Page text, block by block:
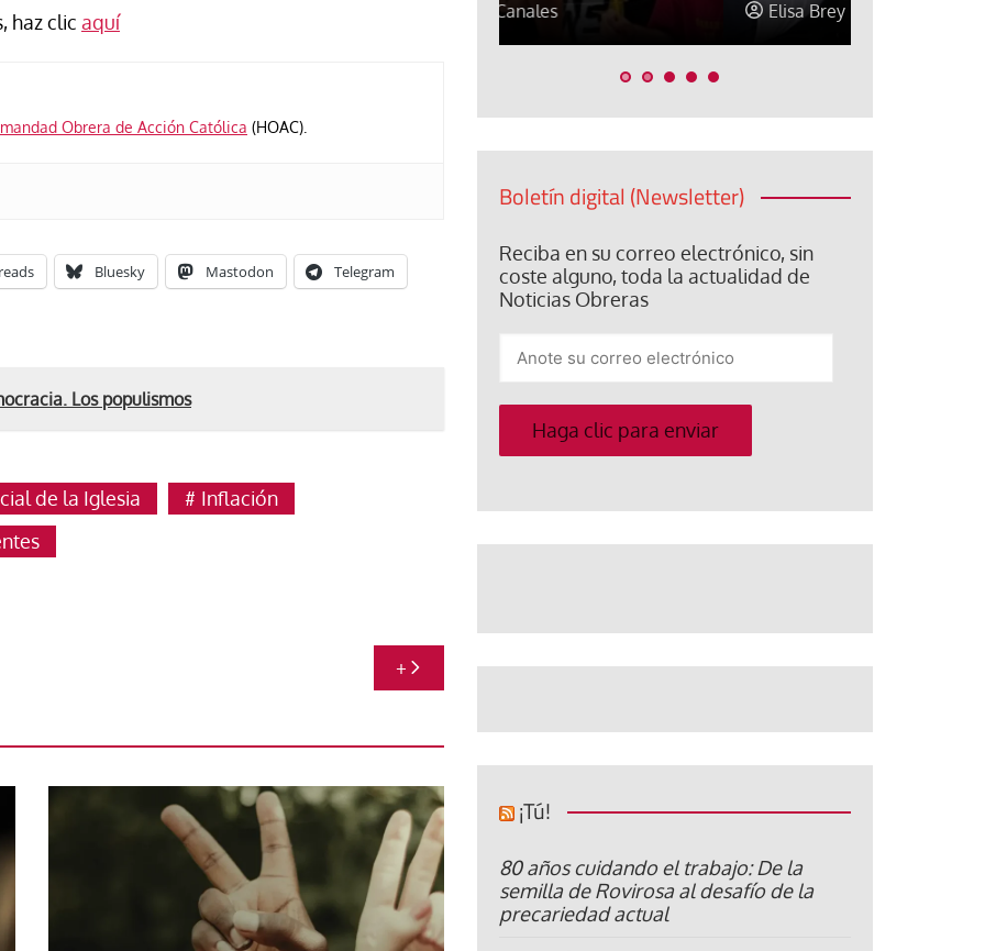
haz clic aquí
Obrera de Acción Católica (HOAC).
Bluesky Mastodon Telegram
Los populismos
de la Iglesia
Inflación
+
Elisa Brey
Boletín digital (Newsletter)
Reciba en su correo electrónico, sin
coste alguno, toda la actualidad de
Noticias Obreras
su
correo
electrónico
Haga clic para enviar
¡Tú!
80 años cuidando el trabajo: De la
semilla de Rovirosa al desafío de la
precariedad actual